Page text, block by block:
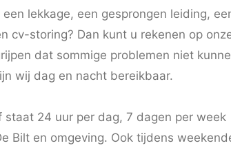
lekkage, een gesprongen leiding,
cv-storing? Dan kunt u rekenen op
dat sommige problemen niet
wij dag en nacht bereikbaar.
staat 24 uur per dag, 7 dagen per week
Bilt en omgeving. Ook tijdens